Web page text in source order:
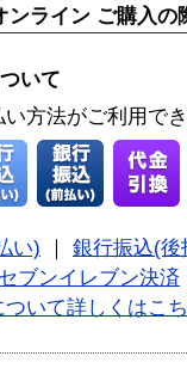
ンライン ご購入の
いて
い方法がご利用で
い)
銀行振込(後
セブンイレブン決済
ついて詳しくはこ